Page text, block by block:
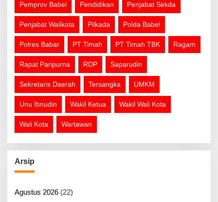
Pemprov Babel Pendidikan Penjabat Sekda
Penjabat Walikota Pilkada Polda Babel
Polres Babar PT Timah PT Timah TBK Ragam
Rapat Paripurna RDP Saparudin
Sekretaris Daerah Tersangka UMKM
Unu Ibnudin Wakil Ketua Wakil Wali Kota
Wali Kota Wartawan
Arsip
Agustus 2026 (22)